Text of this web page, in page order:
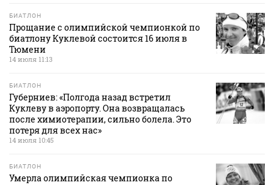
БИАТЛОН
Прощание с олимпийской чемпионкой по
биатлону Куклевой состоится 16 июля в
Тюмени
14 июля 11:13
БИАТЛОН
Губерниев: «Полгода назад встретил
Куклеву в аэропорту. Она возвращалась
после химиотерапии, сильно болела. Это
потеря для всех нас»
14 июля 10:45
БИАТЛОН
Умерла олимпийская чемпионка по